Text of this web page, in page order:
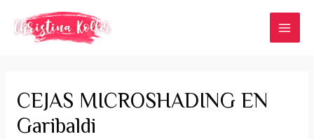
contenido
CEJAS MICROSHADING EN
Garibaldi